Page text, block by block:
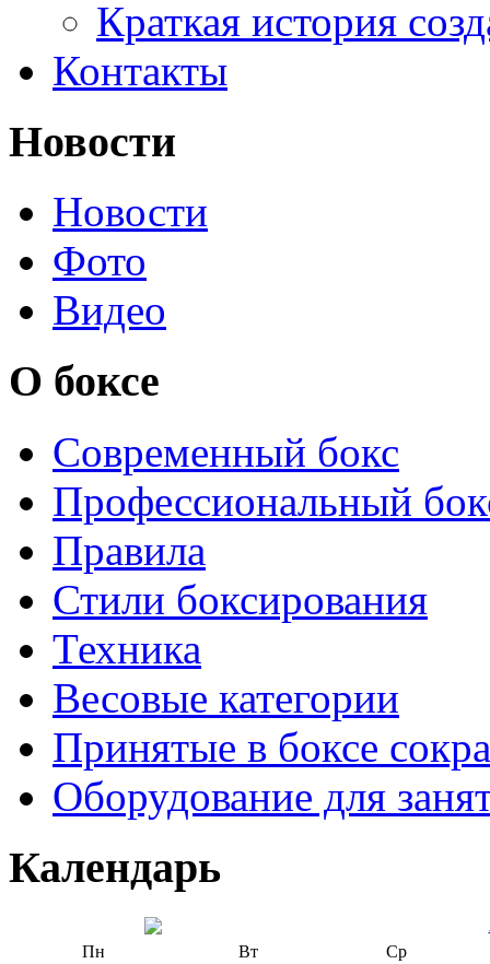
Краткая история
Контакты
Новости
Новости
Фото
Видео
О боксе
Современный бокс
Профессиональный
Правила
Стили боксирования
Техника
Весовые категории
Принятые в боксе
Оборудование для
Календарь
Пн
Вт Ср